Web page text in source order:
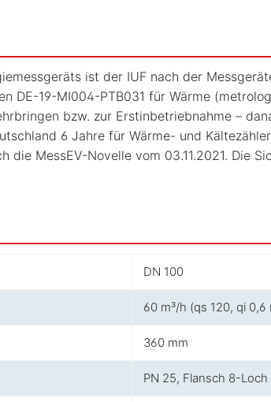
ist der IUF nach der
DE-19-MI004-PTB031 für Wärme
bzw. zur Erstinbetriebnahme –
6 Jahre für Wärme- und
die MessEV-Novelle vom 03.11.2021. Die
DN 100
60 m³/h (qs 120, qi 0,6
360 mm
PN 25, Flansch 8-Loch